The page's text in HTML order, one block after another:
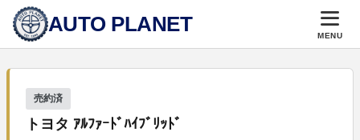
AUTO PLANET MENU
売約済
トヨタ ｱﾙﾌｧｰﾄﾞﾊｲﾌﾞﾘｯﾄﾞ